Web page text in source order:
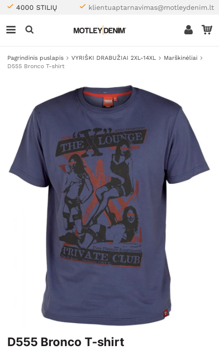
4000 STILIŲ klientuaptarnavimas@motleydenim.lt
Pagrindinis puslapis VYRIŠKI DRABUŽIAI 2XL-14XL
Marškinėliai
D555 Bronco T-shirt
D555 Bronco T-shirt